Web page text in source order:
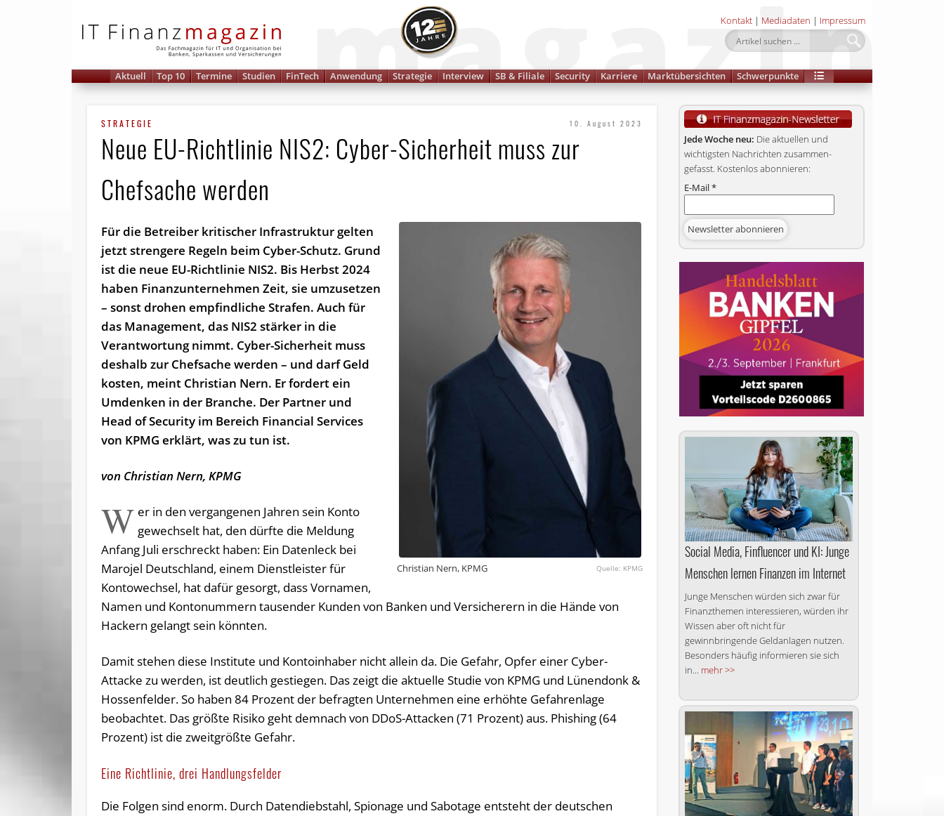
Kontakt | Mediadaten | Impressum
Aktuell Top 10 Termine Studien FinTech Anwendung Strategie Interview SB & Filiale Security Karriere Marktübersichten Schwerpunkte
STRATEGIE 10. August 2023
Neue EU-Richtlinie NIS2: Cyber-Sicherheit muss zur
Chefsache werden
Christian Nern, KPMG KPMG
Für die Betreiber kritischer Infrastruktur gelten
jetzt strengere Regeln beim Cyber-Schutz. Grund
ist die neue EU-Richtlinie NIS2. Bis Herbst 2024
haben Finanzunternehmen Zeit, sie umzusetzen
– sonst drohen empfindliche Strafen. Auch für
das Management, das NIS2 stärker in die
Verantwortung nimmt. Cyber-Sicherheit muss
deshalb zur Chefsache werden – und darf Geld
kosten, meint Christian Nern. Er fordert ein
Umdenken in der Branche. Der Partner und
Head of Security im Bereich Financial Services
von KPMG erklärt, was zu tun ist.
von Christian Nern, KPMG
W er in den vergangenen Jahren sein Konto
gewechselt hat, den dürfte die Meldung
Anfang Juli erschreckt haben: Ein Datenleck bei
Marojel Deutschland, einem Dienstleister für
Kontowechsel, hat dafür gesorgt, dass Vornamen,
Namen und Kontonummern tausender Kunden von Banken und Versicherern in die Hände von
Hackern gelangt sein könnten.
Damit stehen diese Institute und Kontoinhaber nicht allein da. Die Gefahr, Opfer einer Cyber-
Attacke zu werden, ist deutlich gestiegen. Das zeigt die aktuelle Studie von KPMG und Lünendonk &
Hossenfelder. So haben 84 Prozent der befragten Unternehmen eine erhöhte Gefahrenlage
beobachtet. Das größte Risiko geht demnach von DDoS-Attacken (71 Prozent) aus. Phishing (64
Prozent) ist die zweitgrößte Gefahr.
Eine Richtlinie, drei Handlungsfelder
Die Folgen sind enorm. Durch Datendiebstahl, Spionage und Sabotage entsteht der deutschen
Jede Woche neu: Die aktuellen und
wichtigsten Nachrichten zusammen­
gefasst. Kostenlos abonnieren:
E-Mail*
Social Media, Finfluencer und KI: Junge
Menschen lernen Finanzen im Internet
Junge Menschen würden sich zwar für
Finanzthemen interessieren, würden ihr
Wissen aber oft nicht für
gewinnbringende Geldanlagen nutzen.
Besonders häufig informieren sie sich
in... mehr >>